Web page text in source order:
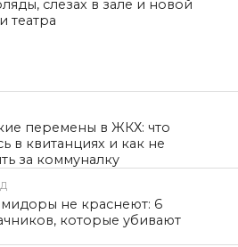
слёзах в зале и новой
театра
перемены в ЖКХ: что
в квитанциях и как не
за коммуналку
не краснеют: 6
которые убивают